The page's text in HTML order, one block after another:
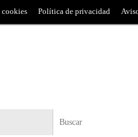
Política de privacidad